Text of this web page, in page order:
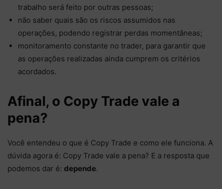
trabalho será feito por outras pessoas;
não saber quais são os riscos assumidos nas
operações, podendo registrar perdas momentâneas;
monitoramento constante no trader, para garantir que
as operações realizadas ainda cumprem os critérios
acordados.
Afinal, o Copy Trade vale a
pena?
Você entendeu o que é Copy Trade e como ele funciona. A
dúvida agora é: Copy Trade vale a pena? E a resposta que
podemos dar é: depende.